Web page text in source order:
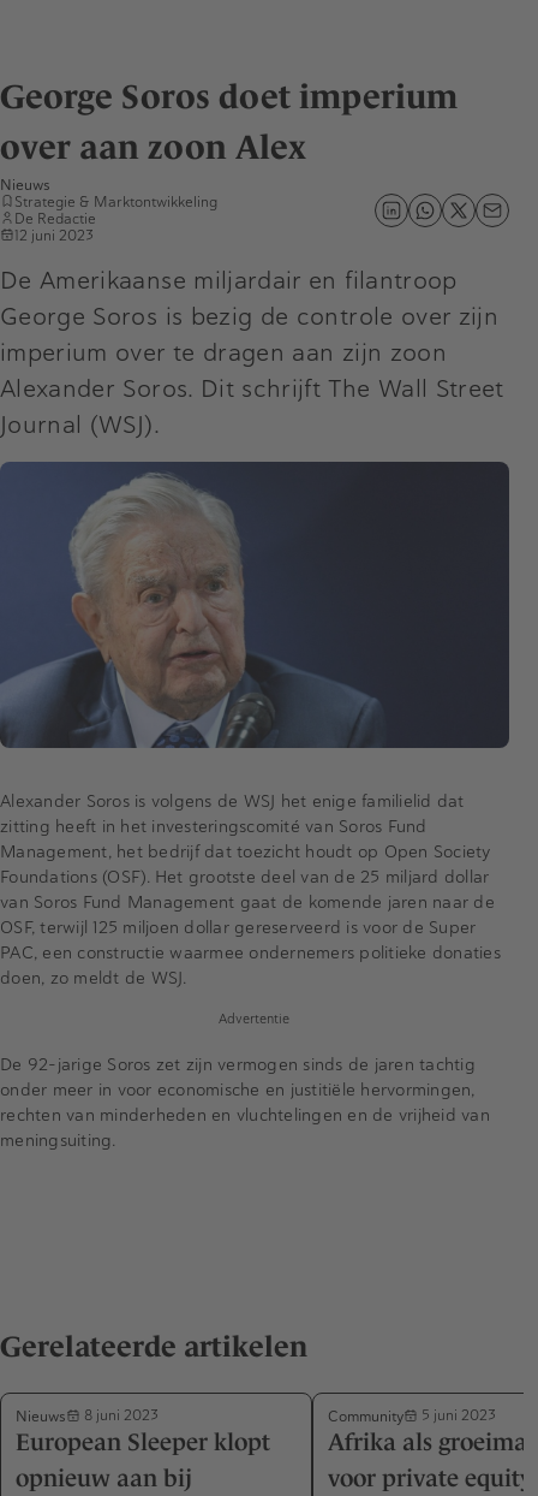
George Soros doet imperium
over aan zoon Alex
Nieuws
Strategie & Marktontwikkeling
De Redactie
12 juni 2023
De Amerikaanse miljardair en filantroop
George Soros is bezig de controle over zijn
imperium over te dragen aan zijn zoon
Alexander Soros. Dit schrijft The Wall Street
Journal (WSJ).
Alexander Soros is volgens de WSJ het enige familielid dat
zitting heeft in het investeringscomité van Soros Fund
Management, het bedrijf dat toezicht houdt op Open Society
Foundations (OSF). Het grootste deel van de 25 miljard dollar
van Soros Fund Management gaat de komende jaren naar de
OSF, terwijl 125 miljoen dollar gereserveerd is voor de Super
PAC, een constructie waarmee ondernemers politieke donaties
doen, zo meldt de WSJ.
Advertentie
De 92-jarige Soros zet zijn vermogen sinds de jaren tachtig
onder meer in voor economische en justitiële hervormingen,
rechten van minderheden en vluchtelingen en de vrijheid van
meningsuiting.
Gerelateerde artikelen
Nieuws 8 juni 2023
European Sleeper klopt
opnieuw aan bij
Community 5 juni 2023
Afrika als
voor private